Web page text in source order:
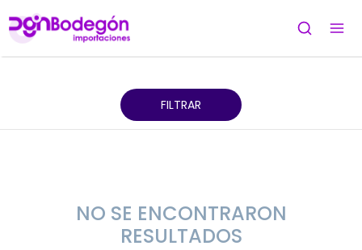
FILTRAR
NO SE ENCONTRARON
RESULTADOS